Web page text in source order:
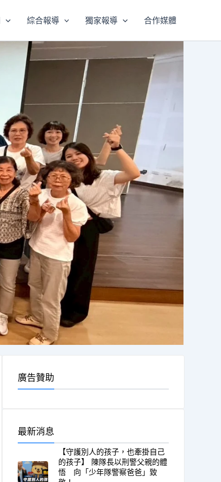
綜合報導 獨家報導 合作媒體
廣告贊助
最新消息
【守護別人的孩子，也牽掛自己
的孩子】 陳隊長以刑警父親的體
悟 向「少年隊警察爸爸」致